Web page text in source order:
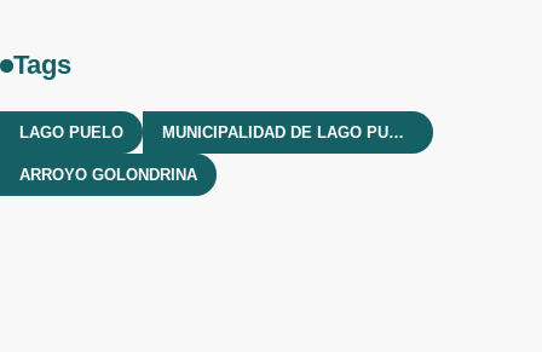
Tags
LAGO PUELO MUNICIPALIDAD DE LAGO PUELO
ARROYO GOLONDRINA